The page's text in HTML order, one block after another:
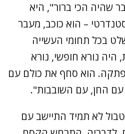
שהיה הכי ברור", היא
– הוא כוכב, מעבר
בכל תחומי העשייה
נורא חופשי, נורא
הוא סחף את כולם עם
עם החן, עם השובבות".
לא תמיד התיישב עם